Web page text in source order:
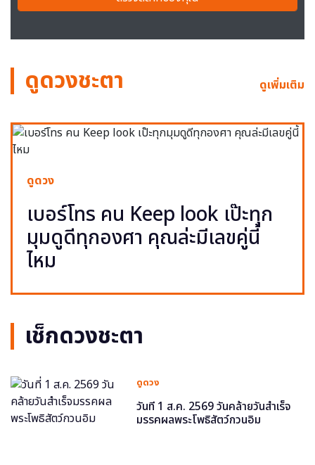
ดูดวงชะตา ดูเพิ่มเติม
ดูดวง
เบอร์โทร คน Keep look เป๊ะทุก
มุมดูดีทุกองศา คุณล่ะมีเลขคู่นี้
ไหม
เช็กดวงชะตา
ดูดวง
วันที่ 1 ส.ค. 2569 วันคล้ายวันสำเร็จ
มรรคผลพระโพธิสัตว์กวนอิม